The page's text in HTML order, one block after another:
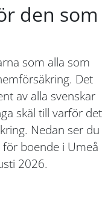
den som
som alla som
Det
av alla svenskar
skäl till varför det
Nedan ser du
boende i Umeå
2026.